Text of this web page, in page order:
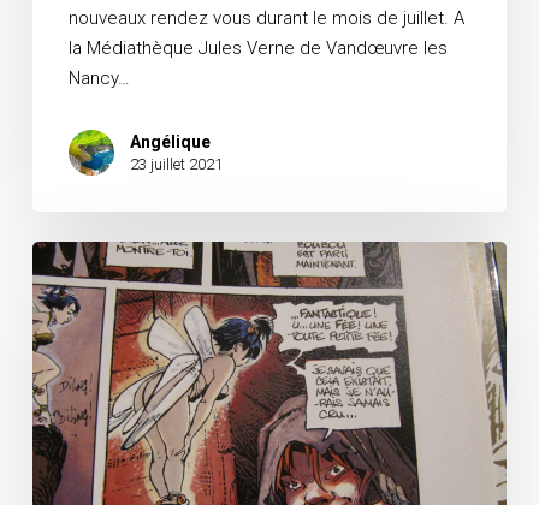
nouveaux rendez vous durant le mois de juillet. A
la Médiathèque Jules Verne de Vandœuvre les
Nancy…
Angélique
23 juillet 2021
Incursion
dans
l’univers
de
la
BD